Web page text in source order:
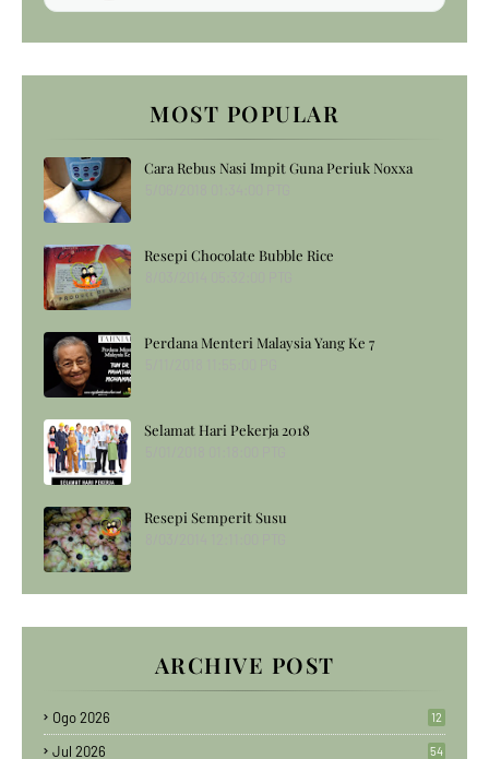
MOST POPULAR
Cara Rebus Nasi Impit Guna Periuk Noxxa
Resepi Chocolate Bubble Rice
Perdana Menteri Malaysia Yang Ke 7
Selamat Hari Pekerja 2018
Resepi Semperit Susu
ARCHIVE POST
Ogo 2026 12
Jul 2026 54